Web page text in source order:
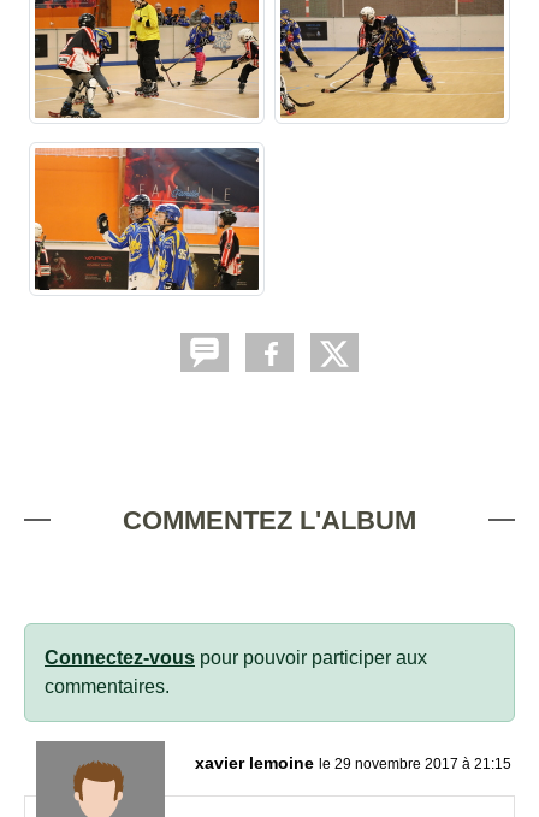
COMMENTEZ L'ALBUM
Connectez-vous pour pouvoir participer aux
commentaires.
xavier lemoine le 29 novembre 2017 à 21:15